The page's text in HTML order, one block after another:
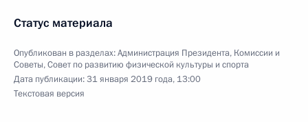
Статус материала
Опубликован в разделах:Администрация Президента, Комиссии и
Советы,Совет по развитию физической культуры и спорта
Дата публикации:31 января 2019 года, 13:00
Текстовая версия